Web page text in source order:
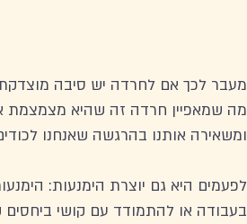
מעבר לכך אם לחרדה יש סיבה
מה שמאפיין חרדה זה שהיא
ומשאירה אותנו בהרגשה שאנחנו
לפעמים היא גם יוצרת הימנעות:
בעבודה או להתמודד עם קושי ביחסים